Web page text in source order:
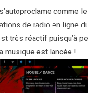
s’autoproclame comme
de radio en ligne
très réactif puisqu’à
musique est lancée !